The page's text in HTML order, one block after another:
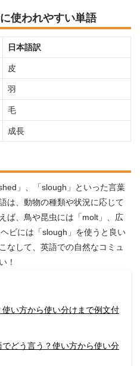
使われやすい単語
日本語訳
皮
羽
毛
成長
」、「slough」といった言葉
は、動物の種類や状況に応じて
ば、鳥や昆虫には「molt」、広
ビには「slough」を使うと良い
なして、英語での自然なコミュ
！
使い方から使い分けまで例文付
でどう言う？使い方から使い分